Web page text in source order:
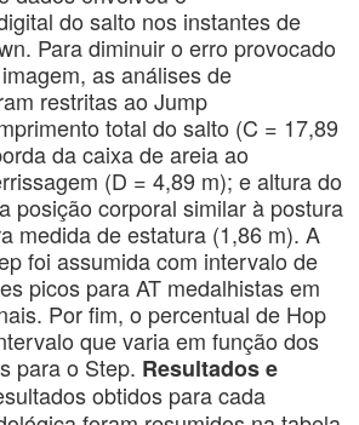
do salto nos instantes de
Para diminuir o erro provocado
as análises de
restritas ao Jump
total do salto (C = 17,89
da caixa de areia ao
(D = 4,89 m); e altura do
posição corporal similar à postura
medida de estatura (1,86 m). A
foi assumida com intervalo de
picos para AT medalhistas em
Por fim, o percentual de Hop
que varia em função dos
para o Step. Resultados e
obtidos para cada